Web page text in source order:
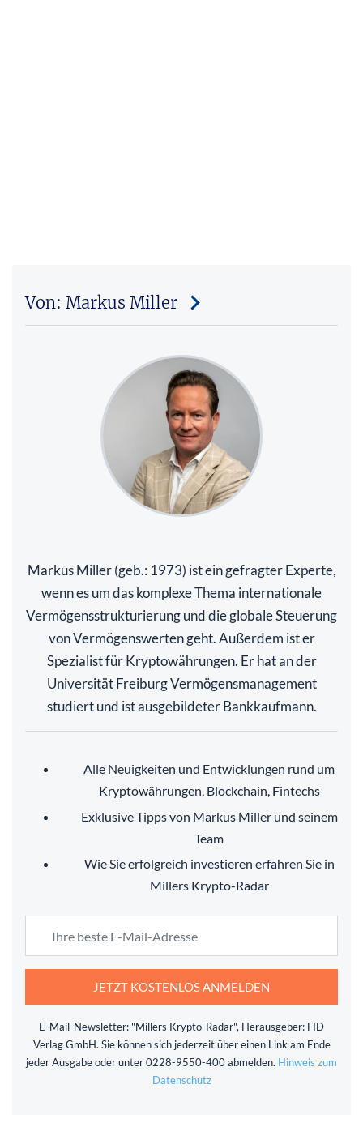
Von: Markus Miller
Markus Miller (geb.: 1973) ist ein gefragter Experte,
wenn es um das komplexe Thema internationale
Vermögensstrukturierung und die globale Steuerung
von Vermögenswerten geht. Außerdem ist er
Spezialist für Kryptowährungen. Er hat an der
Universität Freiburg Vermögensmanagement
studiert und ist ausgebildeter Bankkaufmann.
Alle Neuigkeiten und Entwicklungen rund um
Kryptowährungen, Blockchain, Fintechs
Exklusive Tipps von Markus Miller und seinem
Team
Wie Sie erfolgreich investieren erfahren Sie in
Millers Krypto-Radar
JETZT KOSTENLOS ANMELDEN
E-Mail-Newsletter: "Millers Krypto-Radar", Herausgeber: FID
Verlag GmbH. Sie können sich jederzeit über einen Link am Ende
jeder Ausgabe oder unter 0228-9550-400 abmelden. Hinweis zum
Datenschutz